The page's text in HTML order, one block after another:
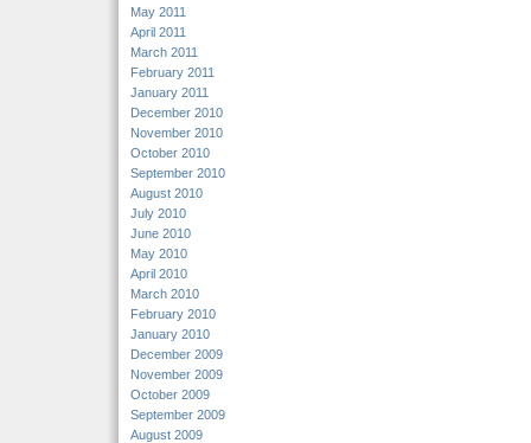
May 2011
April 2011
March 2011
February 2011
January 2011
December 2010
November 2010
October 2010
September 2010
August 2010
July 2010
June 2010
May 2010
April 2010
March 2010
February 2010
January 2010
December 2009
November 2009
October 2009
September 2009
August 2009